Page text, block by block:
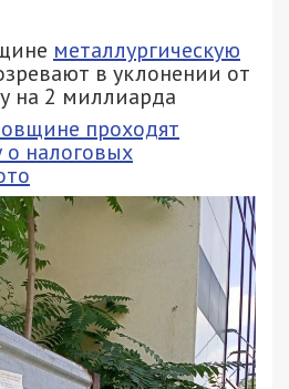
металлургическую
в уклонении от
на 2 миллиарда
проходят
о налоговых